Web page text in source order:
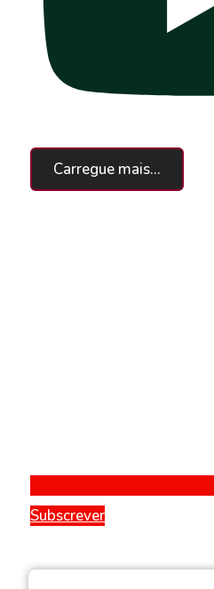
Carregue mais...
Subscrever